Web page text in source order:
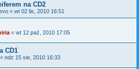
na CD2
« wt 02 lis, 2010 16:51
« wt 12 paź, 2010 17:05
CD1
« ndz 15 sie, 2010 16:33